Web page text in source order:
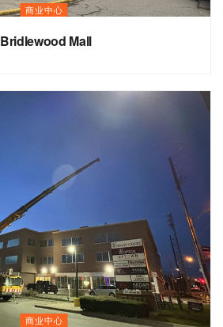
商业中心
Bridlewood Mall
商业中心